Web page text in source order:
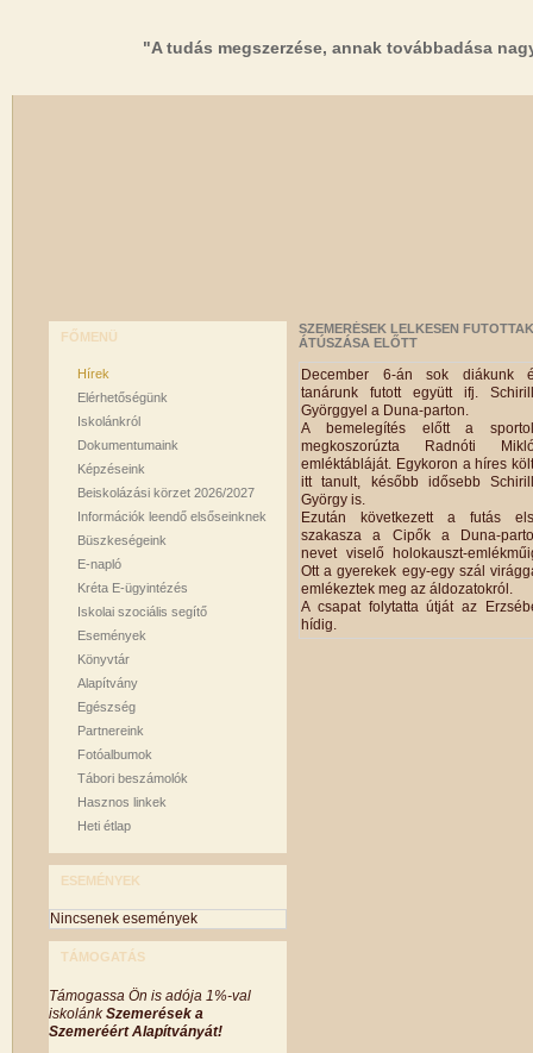
"A tudás megszerzése, annak továbbadása
FŐMENÜ
Hírek
Elérhetőségünk
Iskolánkról
Dokumentumaink
Képzéseink
Beiskolázási körzet 2026/2027
Információk leendő elsőseinknek
Büszkeségeink
E-napló
Kréta E-ügyintézés
Iskolai szociális segítő
Események
Könyvtár
Alapítvány
Egészség
Partnereink
Fotóalbumok
Tábori beszámolók
Hasznos linkek
Heti étlap
ESEMÉNYEK
Nincsenek események
TÁMOGATÁS
Támogassa Ön is adója 1%-val
iskolánkSzemerések a
Szemeréért Alapítványát!
SZEMERÉSEK LELKESEN
ÁTÚSZÁSA ELŐTT
December 6-án sok diákunk
tanárunk futott együtt ifj.
Györggyel a Duna-parton.
A bemelegítés előtt a
megkoszorúzta Radnóti
emléktábláját. Egykoron a híres
itt tanult, később idősebb
György is.
Ezután következett a futás
szakasza a Cipők a Duna-
nevet viselő holokauszt-
Ott a gyerekek egy-egy szál
emlékeztek meg az áldozatokról.
A csapat folytatta útját az
hídig.